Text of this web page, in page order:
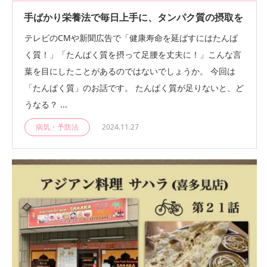
手ばかり栄養法で毎日上手に、タンパク質の摂取を
テレビのCMや新聞広告で「健康寿命を延ばすにはたんぱ
く質！」「たんぱく質を摂って⾜腰を丈夫に！」こんな⾔
葉を⽬にしたことがあるのではないでしょうか。 今回は
「たんぱく質」のお話です。 たんぱく質が⾜りないと、ど
うなる？ ...
病気・予防法 2024.11.27